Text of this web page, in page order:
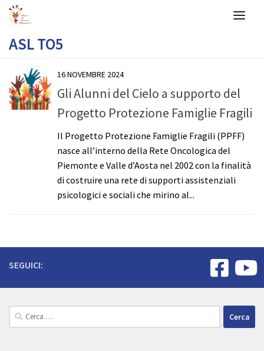
Salta al contenuto
ASL TO5
16 NOVEMBRE 2024
Gli Alunni del Cielo a supporto del
Progetto Protezione Famiglie Fragili
Il Progetto Protezione Famiglie Fragili (PPFF)
nasce all’interno della Rete Oncologica del
Piemonte e Valle d’Aosta nel 2002 con la finalità
di costruire una rete di supporti assistenziali
psicologici e sociali che mirino al...
SEGUICI:
Ricerca
per: